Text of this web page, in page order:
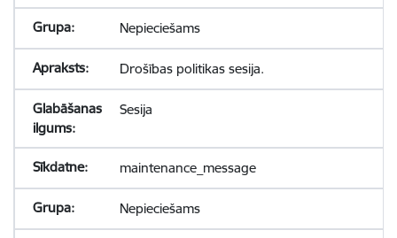
Nepieciešams
Drošības politikas sesija.
Sesija
maintenance_message
Nepieciešams